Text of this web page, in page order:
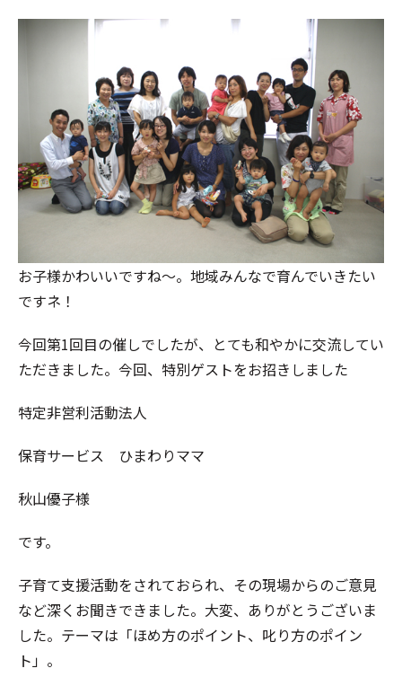
お子様かわいいですね～。地域みんなで育んでいきたい
ですネ！
今回第1回目の催しでしたが、とても和やかに交流してい
ただきました。今回、特別ゲストをお招きしました
特定非営利活動法人
保育サービス ひまわりママ
秋山優子様
です。
子育て支援活動をされておられ、その現場からのご意見
など深くお聞きできました。大変、ありがとうございま
した。テーマは「ほめ方のポイント、叱り方のポイン
ト」。